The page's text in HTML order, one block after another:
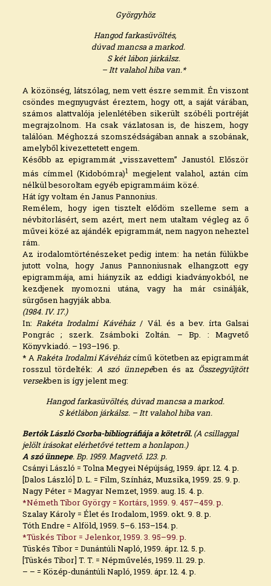
Györgyhöz
Hangod farkasüvöltés,
dúvad mancsa a markod.
S két lábon járkálsz.
– Itt valahol hiba van.*
A közönség, látszólag, nem vett észre semmit. Én viszont
csöndes megnyugvást éreztem, hogy ott, a saját várában,
számos alattvalója jelenlétében sikerült szóbéli portréját
megrajzolnom. Ha csak vázlatosan is, de hiszem, hogy
találóan. Méghozzá szomszédságában annak a szobának,
amelyből kivezettetett engem.
Később az epigrammát „visszavettem” Janustól. Először
más címmel (Kidobómra)1 megjelent valahol, aztán cím
nélkül besoroltam egyéb epigrammáim közé.
Hát így voltam én Janus Pannonius.
Remélem, hogy igen tisztelt elődöm szelleme sem a
névbitorlásért, sem azért, mert nem utaltam végleg az ő
művei közé az ajándék epigrammát, nem nagyon neheztel
rám.
Az irodalomtörténészeket pedig intem: ha netán fülükbe
jutott volna, hogy Janus Pannoniusnak elhangzott egy
epigrammája, ami hiányzik az eddigi kiadványokból, ne
kezdjenek nyomozni utána, vagy ha már csinálják,
sürgősen hagyják abba.
(1984. IV. 17.)
In:Rakéta Irodalmi Kávéház/ Vál. és a bev. írta Galsai
Pongrác ; szerk. Zsámboki Zoltán. – Bp. : Magvető
Könyvkiadó. – 193–196. p.
* ARakéta Irodalmi Kávéházcímű kötetben az epigrammát
rosszul tördelték:A szó ünnepében és az Összegyűjtött
versekben is így jelent meg:
Hangod farkasüvöltés, dúvad mancsa a markod.
S kétlábon járkálsz. – Itt valahol hiba van.
Bertók László Csorba-bibliográfiája a kötetről. (A csillaggal
jelölt írásokat elérhetővé tettem a honlapon.)
A szó ünnepe.Bp. 1959. Magvető. 123. p.
Csányi László = Tolna Megyei Népújság, 1959. ápr. 12. 4. p.
[Dalos László] D. L. = Film, Színház, Muzsika, 1959. 25. 9. p.
Nagy Péter = Magyar Nemzet, 1959. aug. 15. 4. p.
*Németh Tibor György = Kortárs, 1959. 9. 457–459. p.
Szalay Károly = Élet és Irodalom, 1959. okt. 9. 8. p.
Tóth Endre = Alföld, 1959. 5–6. 153–154. p.
*Tüskés Tibor = Jelenkor, 1959. 3. 95–99. p.
Tüskés Tibor = Dunántúli Napló, 1959. ápr. 12. 5. p.
[Tüskés Tibor] T. T. = Népművelés, 1959. 11. 29. p.
– – = Közép-dunántúli Napló, 1959. ápr. 12. 4. p.